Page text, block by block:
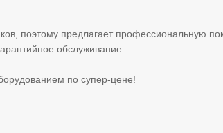
поэтому предлагает профессиональную
обслуживание.
по супер-цене!